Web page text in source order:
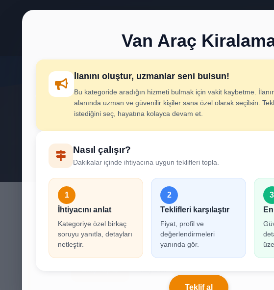
Van Araç
İlanını oluştur, uzmanlar seni bulsun!
Bu kategoride aradığın hizmeti bulmak için vakit kaybetme.
alanında uzman ve güvenilir kişiler sana özel olarak seçilsin.
istediğini seç, hayatına kolayca devam et.
Nasıl çalışır?
Dakikalar içinde ihtiyacına uygun teklifleri topla.
1
İhtiyacını anlat
Kategoriye özel birkaç
soruyu yanıtla, detayları
netleştir.
2
Teklifleri karşılaştır
Fiyat, profil ve
değerlendirmeleri
yanında gör.
3
Teklif al
Van Araç Kiralama
İhtiyacını adım adım belirt; uygun hizmet verenlerden
! İlan oluşturabilmek için giriş yapmanız
Hesabınız yoksa birkaç adımda kolayca kayıt olabilirsiniz.